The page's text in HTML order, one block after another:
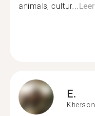
animals, cultur...
E.
Kherson